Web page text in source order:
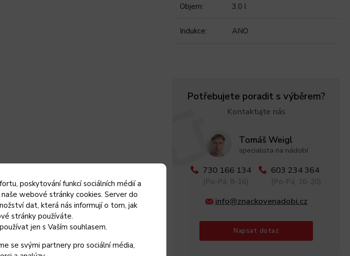
poskytování funkcí sociálních médií a
webové stránky cookies. Server do
dat, která nás informují o tom, jak
stránky používáte.
jen s Vaším souhlasem.
se svými partnery pro sociální média,
Objem: 3,0 l
Indukce: ANO
Potřebujete poradit s výběrem?
Kontaktujte nás
Tomáš Weigl
specialista na nádobí
730 166 134
(Po-Pá, 8-16)
603 234 364
(Po-Pá, 16-20)
info@znackovenadobi.cz
Napsat dotaz